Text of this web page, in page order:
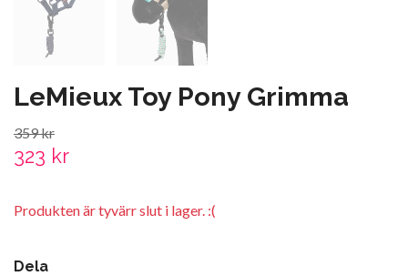
LeMieux Toy Pony Grimma
359 kr
323 kr
Produkten är tyvärr slut i lager. :(
Dela